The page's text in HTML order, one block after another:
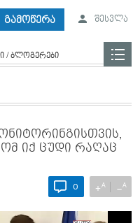
გამოწერა შესვლა
/ ბლოგერები
იქ ცუდი რაღაც
0 +A −A